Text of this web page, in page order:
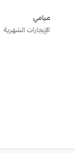
ميامي
الإيجارات الشهرية